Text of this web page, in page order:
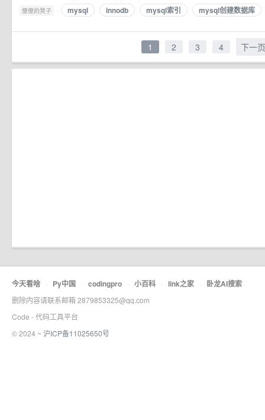
傻傻的凳子 · mysql innodb mysql索引 mysql创建数据库
1 2 3 4 下一页
今天看啥 · Py中国 · codingpro · 小百科 · link之家 · 卧龙AI搜索
删除内容请联系邮箱 2879853325@qq.com
Code - 代码工具平台
© 2024 ~ 沪ICP备11025650号